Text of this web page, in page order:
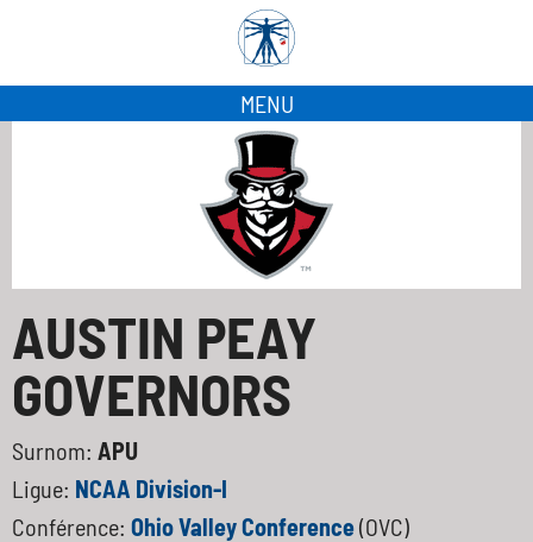
MENU
AUSTIN PEAY
GOVERNORS
Surnom: APU
Ligue: NCAA Division-I
Conférence: Ohio Valley Conference(OVC)